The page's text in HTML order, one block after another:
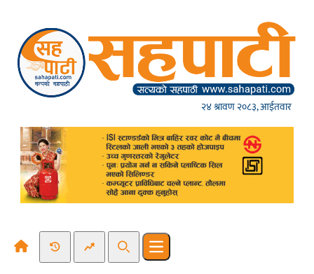
२४ श्रावण २०८३, आईतवार
Recent NewsTrending News
SearchOpen main menu